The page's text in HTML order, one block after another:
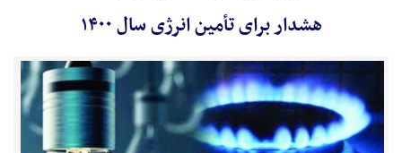
هشدار برای تأمین انرژی سال ۱۴۰۰